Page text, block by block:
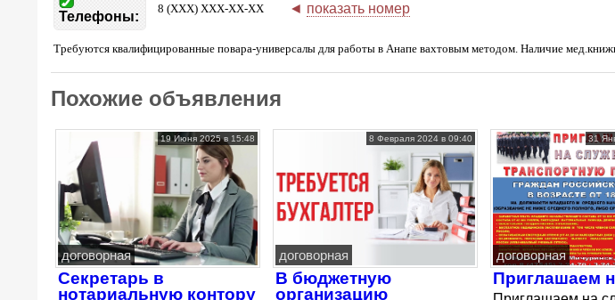
Телефоны:
8 (XXX) XXX-XX-XX ◄ показать номер
Требуются квалифицированные повара-универсалы для работы в Анапе вахтовым методом. Наличие
Похожие объявления
19 Июня 2025 в 15:48
договорная
Секретарь в
нотариальную контору
8 Февраля 2024 в 09:40
договорная
В бюджетную
организацию
31
договорная
Приглашаем